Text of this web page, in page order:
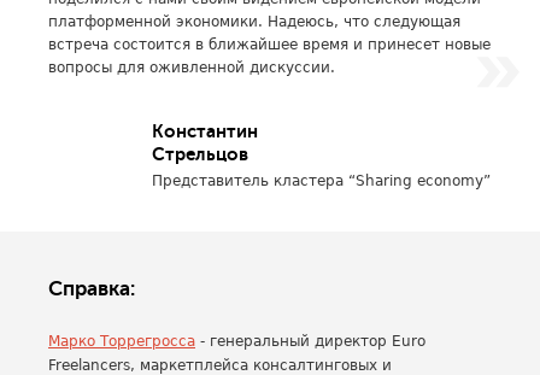
платформенной экономики. Надеюсь, что следующая
встреча состоится в ближайшее время и принесет новые
вопросы для оживленной дискуссии.
Константин
Стрельцов
Представитель кластера “Sharing economy”
Справка:
Марко Торрегросса - генеральный директор Euro
Freelancers, маркетплейса консалтинговых и